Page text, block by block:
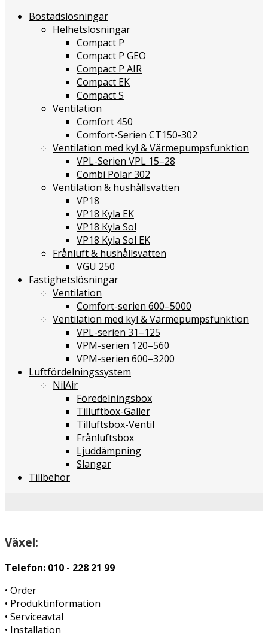
Bostadslösningar
Helhetslösningar
Compact P
Compact P GEO
Compact P AIR
Compact EK
Compact S
Ventilation
Comfort 450
Comfort-Serien CT150-302
Ventilation med kyl & Värmepumpsfunktion
VPL-Serien VPL 15–28
Combi Polar 302
Ventilation & hushållsvatten
VP18
VP18 Kyla EK
VP18 Kyla Sol
VP18 Kyla Sol EK
Frånluft & hushållsvatten
VGU 250
Fastighetslösningar
Ventilation
Comfort-serien 600–5000
Ventilation med kyl & Värmepumpsfunktion
VPL-serien 31–125
VPM-serien 120–560
VPM-serien 600–3200
Luftfördelningssystem
NilAir
Föredelningsbox
Tilluftbox-Galler
Tilluftsbox-Ventil
Frånluftsbox
Ljuddämpning
Slangar
Tillbehör
Växel:
Telefon: 010 - 228 21 99
• Order
• Produktinformation
• Serviceavtal
• Installation